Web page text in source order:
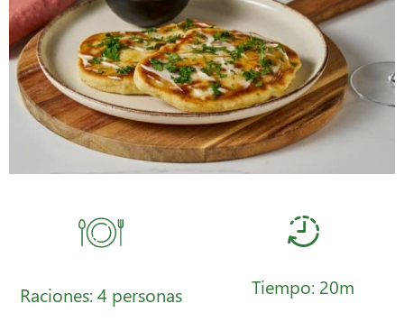
Raciones: 4 personas Tiempo: 20m